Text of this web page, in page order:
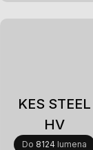
KES STEEL
HV
Do 8124lumena